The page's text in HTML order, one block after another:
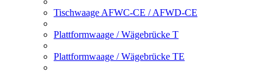
Tischwaage AFWC-CE / AFWD-CE
Plattformwaage / Wägebrücke T
Plattformwaage / Wägebrücke TE